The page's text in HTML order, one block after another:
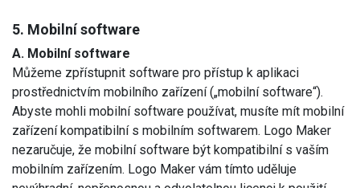
5. Mobilní software
A. Mobilní software
Můžeme zpřístupnit software pro přístup k aplikaci
prostřednictvím mobilního zařízení („mobilní software“).
Abyste mohli mobilní software používat, musíte mít mobilní
zařízení kompatibilní s mobilním softwarem. Logo Maker
nezaručuje, že mobilní software být kompatibilní s vaším
mobilním zařízením. Logo Maker vám tímto uděluje